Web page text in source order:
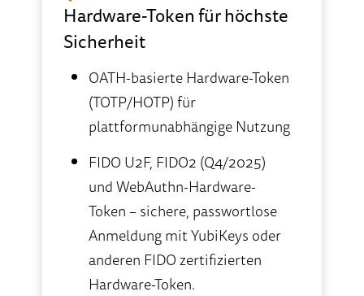
Hardware-Token für höchste
Sicherheit
OATH-basierte Hardware-Token
(TOTP/HOTP) für
plattformunabhängige Nutzung
FIDO U2F, FIDO2 (Q4/2025)
und WebAuthn-Hardware-
Token – sichere, passwortlose
Anmeldung mit YubiKeys oder
anderen FIDO zertifizierten
Hardware-Token.